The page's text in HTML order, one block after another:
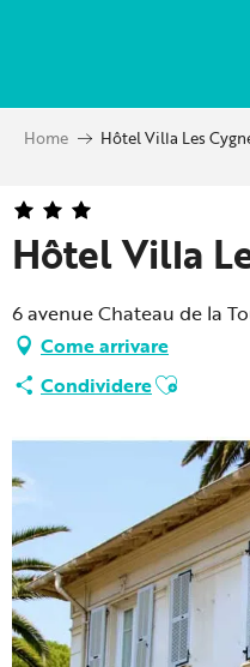
principal
Home Hôtel Villa Les
Hôtel Villa
6 avenue Chateau de la
Come arrivare
CondividereAjouter